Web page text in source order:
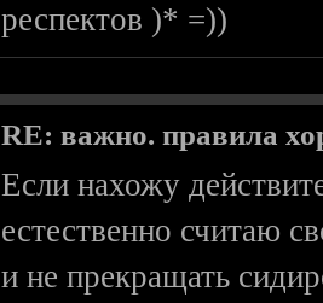
респектов )* =))
RE: важно. правила
Если нахожу
естественно считаю
и не прекращать